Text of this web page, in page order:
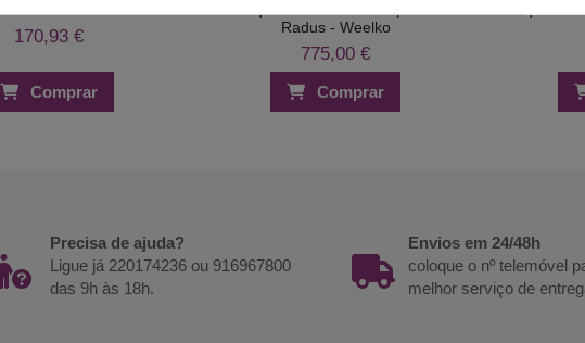
Pro em Madeira
170,93 €
Comprar
Radus - Weelko
775,00 €
Comprar
Marquesa
Precisa de ajuda?
Ligue já 220174236 ou 916967800
das 9h às 18h.
Envios em 24/48h
coloque o nº telemóvel
melhor serviço de